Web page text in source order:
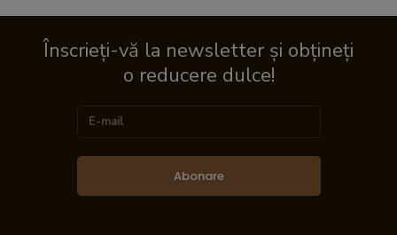
Înscrieți-vă la newsletter și obțineți
o reducere dulce!
Abonare